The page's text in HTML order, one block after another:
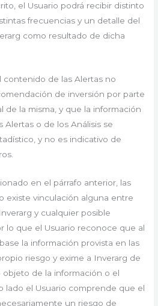
el Usuario podrá recibir distinto
frecuencias y un detalle del
como resultado de dicha
contenido de las Alertas no
de inversión por parte
de la misma, y que la información
Alertas o de los Análisis se
y no es indicativo de
en el párrafo anterior, las
existe vinculación alguna entre
y cualquier posible
lo que el Usuario reconoce que al
la información provista en las
riesgo y exime a Inverarg de
de la información o el
lado el Usuario comprende que el
un riesgo de